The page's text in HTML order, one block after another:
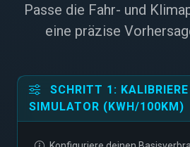
Passe die Fahr- und
eine präzise
SCHRITT 1: KALIBRIERE
SIMULATOR (KWH/100KM)